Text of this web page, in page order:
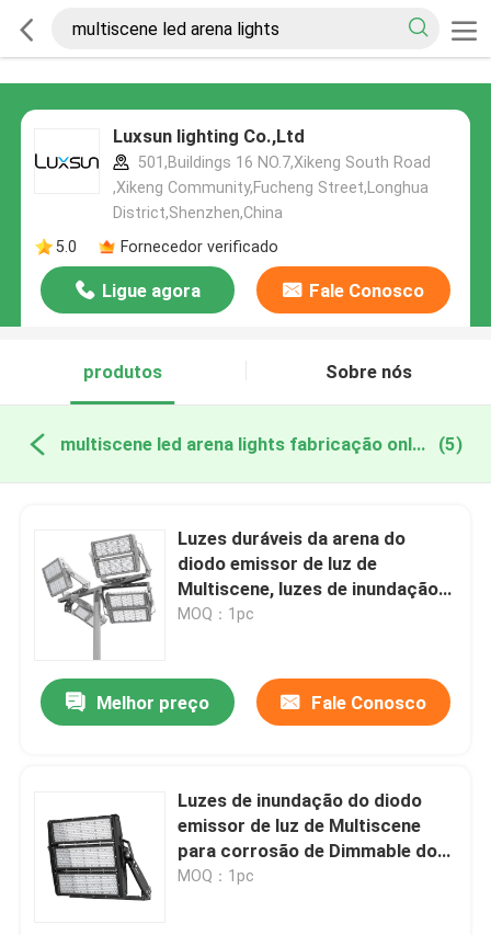
Luxsun lighting Co.,Ltd
501,Buildings 16 NO.7,Xikeng South Road
,Xikeng Community,Fucheng Street,Longhua
District,Shenzhen,China
5.0
Fornecedor verificado
Ligue agora Fale Conosco
produtos Sobre nós
multiscene led arena lights fabricação online (5)
Luzes duráveis da arena do
diodo emissor de luz de
Multiscene, luzes de inundação
de DMX para o passo de futebol
MOQ：1pc
Melhor preço Fale Conosco
Luzes de inundação do diodo
emissor de luz de Multiscene
para corrosão de Dimmable dos
campos de tênis a anti
MOQ：1pc